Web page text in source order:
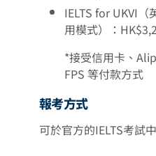
IELTS for UKVI（
用模式）：
*接受信用卡、
FPS 等付款方式
報考方式
可於官方的IELTS考試